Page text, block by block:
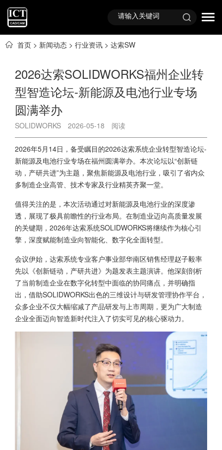
首页 > 新闻动态 > 行业资讯 > 达索SW
2026达索SOLIDWORKS福州企业转
型智造论坛-新能源及电池行业专场
圆满举办
SOLIDWORKS 2026-05-18 阅读
2026年5月14日，备受瞩目的2026达索系统企业转型智造论坛-
新能源及电池行业专场在福州圆满举办。本次论坛以“创新链
动，产研共进”为主题，聚焦新能源及电池行业，吸引了省内众
多制造企业高管、技术专家及行业精英齐聚一堂。
值得关注的是，本次活动通过对新能源及电池行业的深度渗
透，展现了极具前瞻性的行业布局。在制造业迈向高质量发展
的关键期，2026年达索系统SOLIDWORKS将继续作为核心引
擎，深度赋能制造业向智能化、数字化全面转型。
会议伊始，达索系统专业客户事业部华南区销售经理赵子毅率
先以《创新链动，产研共进》为题发表主题演讲。他深刻剖析
了当前制造企业在数字化转型中面临的协同痛点，并明确指
出，借助SOLIDWORKS出色的三维设计与研发管理协作平台，
众多企业不仅大幅缩减了产品研发与上市周期，更为广大制造
企业全面迈向智造新时代注入了切实可见的核心驱动力。